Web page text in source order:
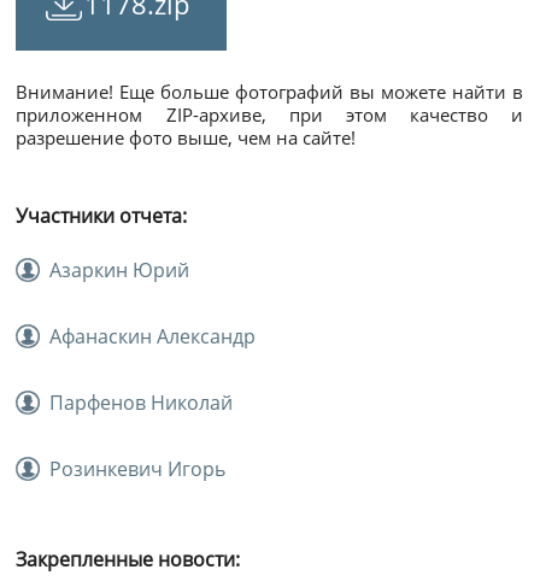
Внимание! Еще больше фотографий вы можете найти в
приложенном ZIP-архиве, при этом качество и
разрешение фото выше, чем на сайте!
Участники отчета:
Азаркин Юрий
Афанаскин Александр
Парфенов Николай
Розинкевич Игорь
Закрепленные новости: